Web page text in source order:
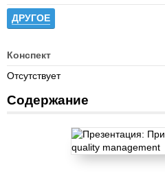
ДРУГОЕ
Конспект
Отсутствует
Содержание